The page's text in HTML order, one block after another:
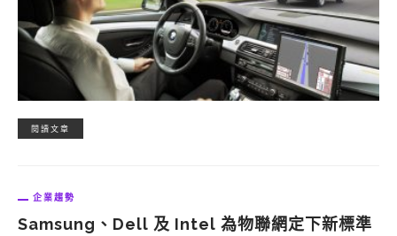
閱讀文章
企業趨勢
Samsung、Dell 及 Intel 為物聯網定下新標準